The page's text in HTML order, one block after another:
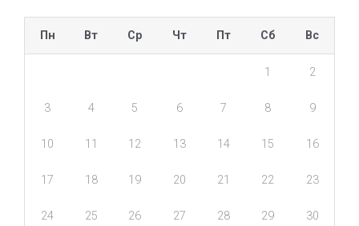
Пн Вт Ср Чт Пт Сб Вс
1 2
3 4 5 6 7 8 9
10 11 12 13 14 15 16
17 18 19 20 21 22 23
24 25 26 27 28 29 30